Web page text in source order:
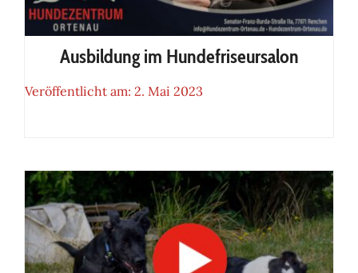
Ausbildung im
Hundefriseursalon
Ausbildung im Hundefriseursalon
Veröffentlicht am: 2. Mai 2023